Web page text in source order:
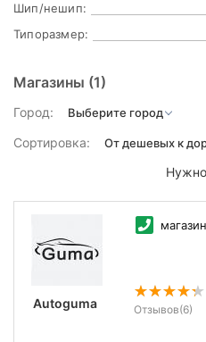
Шип/нешип:
Типоразмер:
Магазины (1)
Город:
Сортировка:
Autoguma
магазин
Отзывов(6)